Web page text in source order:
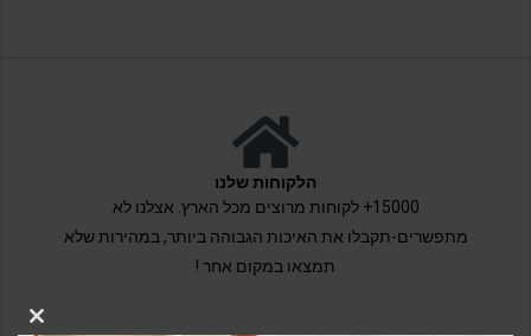
הלקוחות שלנו
15000+ לקוחות מרוצים מכל הארץ. אצלנו לא
מתפשרים-תקבלו את האיכות הגבוהה ביותר, במהירות שלא
תמצאו במקום אחר !